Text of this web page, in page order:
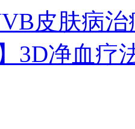
皮肤病治
3D净血疗